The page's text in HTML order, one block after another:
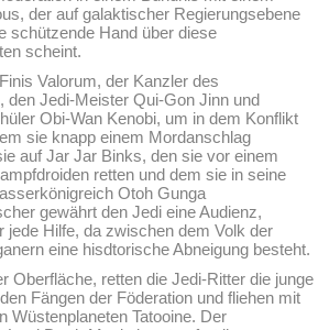
der auf galaktischer Regierungsebene
schützende Hand über diese
scheint.
Valorum, der Kanzler des
den Jedi-Meister Qui-Gon Jinn und
Obi-Wan Kenobi, um in dem Konflikt
sie knapp einem Mordanschlag
auf Jar Jar Binks, den sie vor einem
retten und dem sie in seine
Otoh Gunga
gewährt den Jedi eine Audienz,
jede Hilfe, da zwischen dem Volk der
eine hisdtorische Abneigung besteht.
Oberfläche, retten die Jedi-Ritter die junge
Fängen der Föderation und fliehen mit
Wüstenplaneten Tatooine. Der